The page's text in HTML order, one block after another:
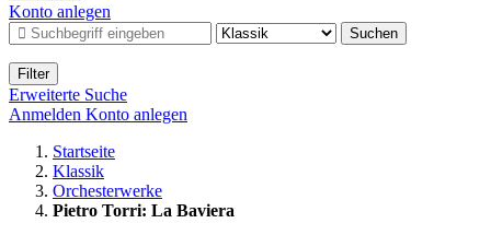
Konto anlegen
Suchen
Filter
Erweiterte Suche
Anmelden Konto anlegen
Startseite
Klassik
Orchesterwerke
Pietro Torri: La Baviera